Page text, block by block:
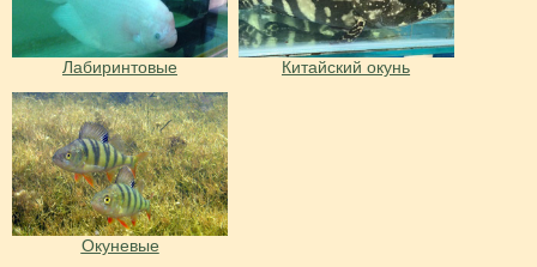
Лабиринтовые Китайский окунь
Окуневые